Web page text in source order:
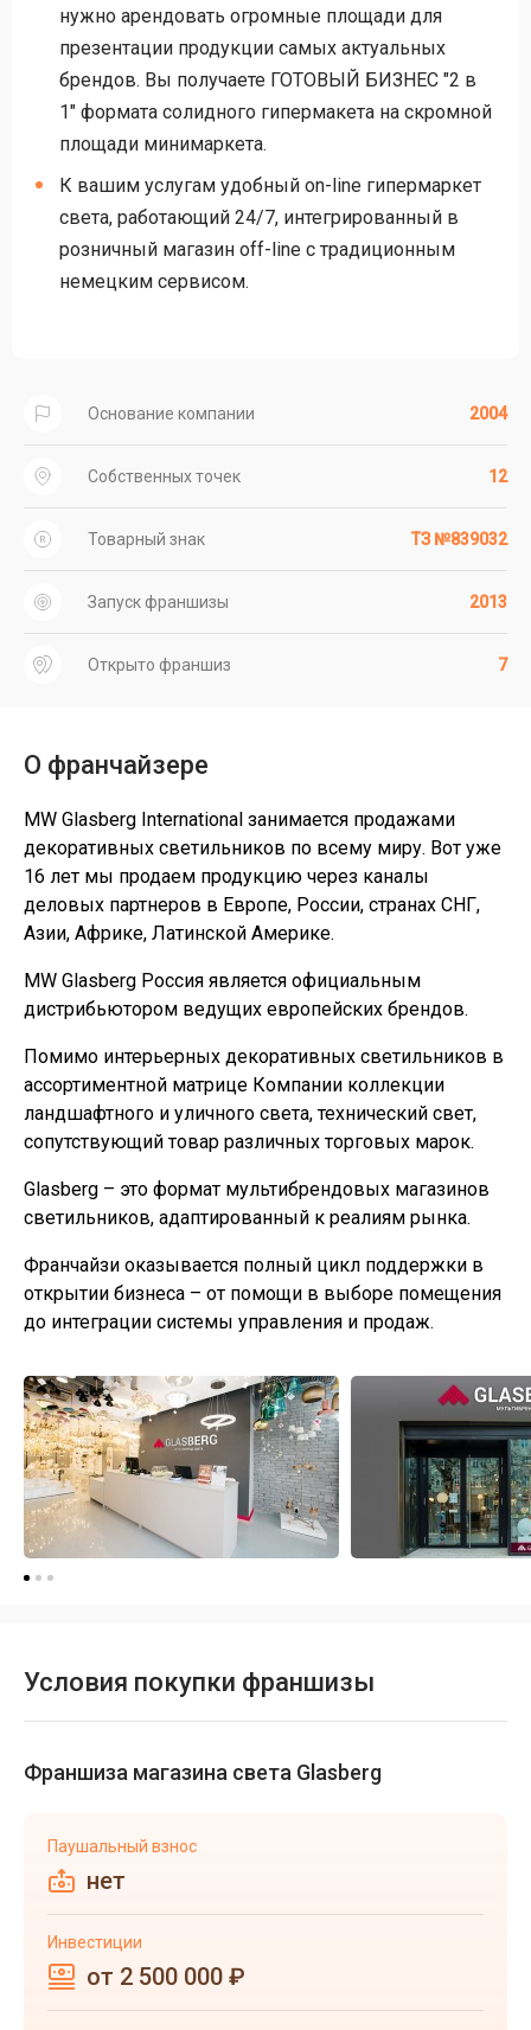
нужно арендовать огромные площади для
презентации продукции самых актуальных
брендов. Вы получаете ГОТОВЫЙ БИЗНЕС "2 в
1" формата солидного гипермакета на скромной
площади минимаркета.
К вашим услугам удобный on-line гипермаркет
света, работающий 24/7, интегрированный в
розничный магазин off-line с традиционным
немецким сервисом.
Основание компании 2004
Собственных точек 12
Товарный знак ТЗ №839032
Запуск франшизы 2013
Открыто франшиз 7
О франчайзере
MW Glasberg International занимается продажами
декоративных светильников по всему миру. Вот уже
16 лет мы продаем продукцию через каналы
деловых партнеров в Европе, России, странах СНГ,
Азии, Африке, Латинской Америке.
MW Glasberg Россия является официальным
дистрибьютором ведущих европейских брендов.
Помимо интерьерных декоративных светильников в
ассортиментной матрице Компании коллекции
ландшафтного и уличного света, технический свет,
сопутствующий товар различных торговых марок.
Glasberg – это формат мультибрендовых магазинов
светильников, адаптированный к реалиям рынка.
Франчайзи оказывается полный цикл поддержки в
открытии бизнеса – от помощи в выборе помещения
до интеграции системы управления и продаж.
Условия покупки франшизы
Франшиза магазина света Glasberg
Паушальный взнос
нет
Инвестиции
от 2 500 000 ₽